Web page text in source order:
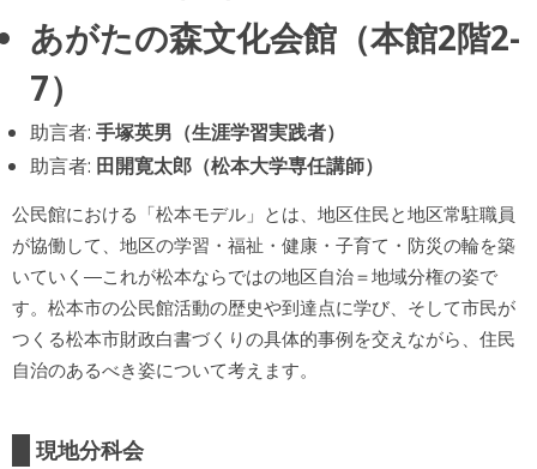
あがたの森文化会館（本館2階2-
7）
助言者: 手塚英男（生涯学習実践者）
助言者: 田開寛太郎（松本大学専任講師）
公民館における「松本モデル」とは、地区住民と地区常駐職員
が協働して、地区の学習・福祉・健康・子育て・防災の輪を築
いていく―これが松本ならではの地区自治＝地域分権の姿で
す。松本市の公民館活動の歴史や到達点に学び、そして市民が
つくる松本市財政白書づくりの具体的事例を交えながら、住民
自治のあるべき姿について考えます。
現地分科会